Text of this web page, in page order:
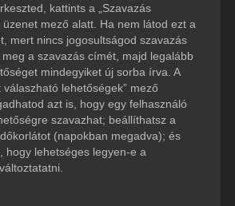
kattints a „Szavazás
üzenet mező alatt. Ha nem látod ezt a
mert nincs jogosultságod szavazás
a szavazás címét, majd legalább
mindegyiket új sorba írva. A
lehetőségek” mező
azt is, hogy egy felhasználó
szavazhat; beállíthatsz a
(napokban megadva); és
hogy lehetséges legyen-e a